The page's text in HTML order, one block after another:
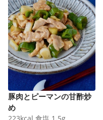
豚肉とピーマンの甘酢炒
め
223kcal 食塩 1.5g